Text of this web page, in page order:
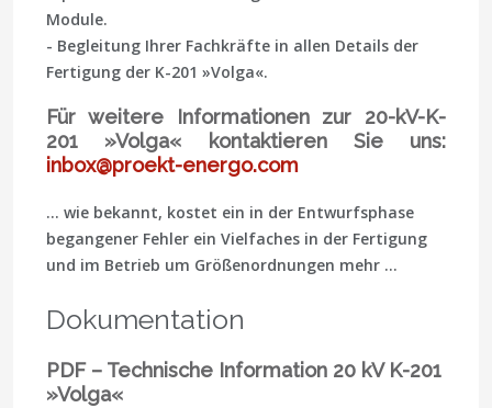
Module.
- Begleitung Ihrer Fachkräfte in allen Details der
Fertigung der K-201 »Volga«.
Für weitere Informationen zur 20-kV-K-
201 »Volga« kontaktieren Sie uns:
inbox@proekt-energo.com
… wie bekannt, kostet ein in der Entwurfsphase
begangener Fehler ein Vielfaches in der Fertigung
und im Betrieb um Größenordnungen mehr …
Dokumentation
PDF – Technische Information 20 kV K-201
»Volga«